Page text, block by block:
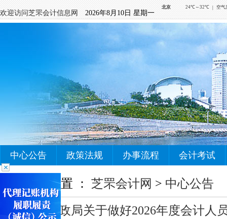
欢迎访问芝罘会计信息网 2026年8月10日 星期一
中心公告 政策法规 办事流程 会计考试
您当前的位置 ： 芝罘会计网 > 中心公告
芝罘区财政局关于做好2026年度会计人